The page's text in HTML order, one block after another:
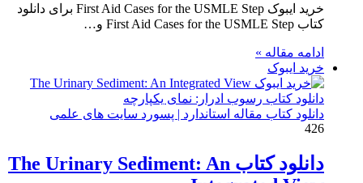
خرید ایبوک First Aid Cases for the USMLE Step برای دانلود
کتاب First Aid Cases for the USMLE Step و…
ادامه مقاله »
خرید ایبوک
دانلود کتاب مقاله استاندارد | پسورد سایت های علمی
426
دانلود کتاب The Urinary Sediment: An